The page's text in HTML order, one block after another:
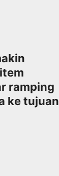
ramping
ke tujuan